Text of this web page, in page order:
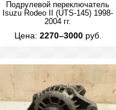
Подрулевой переключатель
Isuzu Rodeo II (UTS-145) 1998-
2004 гг.
Цена: 2270–3000руб.